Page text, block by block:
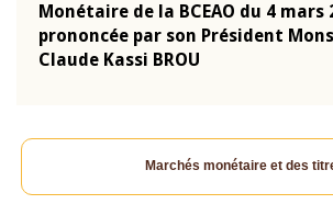
Monétaire de la BCEAO du 4 mars
prononcée par son Président
Claude Kassi BROU
Marchés monétaire et des